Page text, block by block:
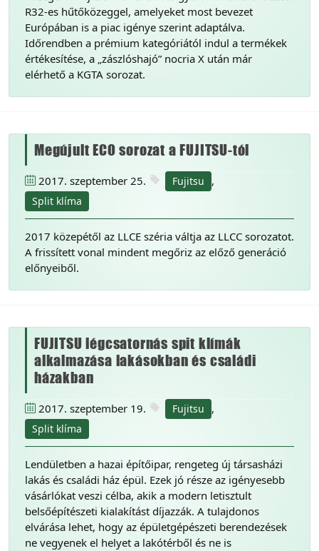
R32-es hűtőközeggel, amelyeket most bevezet
Európában is a piac igénye szerint adaptálva.
Időrendben a prémium kategóriától indul a termékek
értékesítése, a „zászlóshajó” nocria X után már
elérhető a KGTA sorozat.
Megújult ECO sorozat a FUJITSU-tól
2017. szeptember 25. Fujitsu ,
Split klíma
2017 közepétől az LLCE széria váltja az LLCC sorozatot.
A frissített vonal mindent megőriz az előző generáció
előnyeiből.
FUJITSU légcsatornás spit klímák
alkalmazása lakásokban és családi
házakban
2017. szeptember 19. Fujitsu ,
Split klíma
Lendületben a hazai építőipar, rengeteg új társasházi
lakás és családi ház épül. Ezek jó része az igényesebb
vásárlókat veszi célba, akik a modern letisztult
belsőépítészeti kialakítást díjazzák. A tulajdonos
elvárása lehet, hogy az épületgépészeti berendezések
ne vegyenek el helyet a lakótérből és ne is